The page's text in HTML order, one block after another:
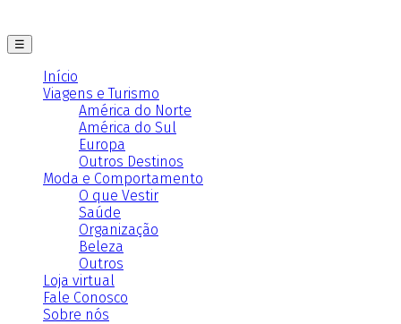
☰
Início
Viagens e Turismo
América do Norte
América do Sul
Europa
Outros Destinos
Moda e Comportamento
O que Vestir
Saúde
Organização
Beleza
Outros
Loja virtual
Fale Conosco
Sobre nós